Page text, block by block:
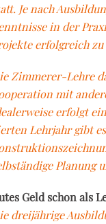
Je nach
in der
erfolgreich
Zimmerer-Lehre
mit
erfolgt
Lehrjahr gibt
Planung
Geld schon als
dreijährige